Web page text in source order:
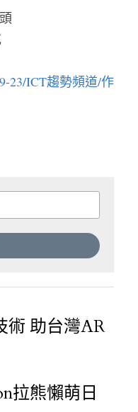
23/ICT趨勢頻道/作
術 助台灣AR
拉熊懶萌日